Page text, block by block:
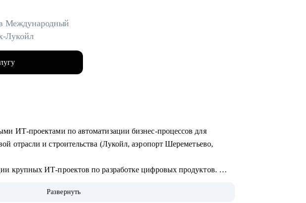
Международный
Лукойл
ИТ-проектами по автоматизации бизнес-процессов для
отрасли и строительства (Лукойл, аэропорт Шереметьево,
крупных ИТ-проектов по разработке цифровых продуктов.
Развернуть